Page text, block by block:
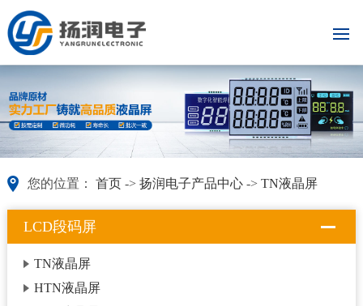
您的位置： 首页-> 扬润电子产品中心-> TN液晶屏
LCD段码屏
TN液晶屏
HTN液晶屏